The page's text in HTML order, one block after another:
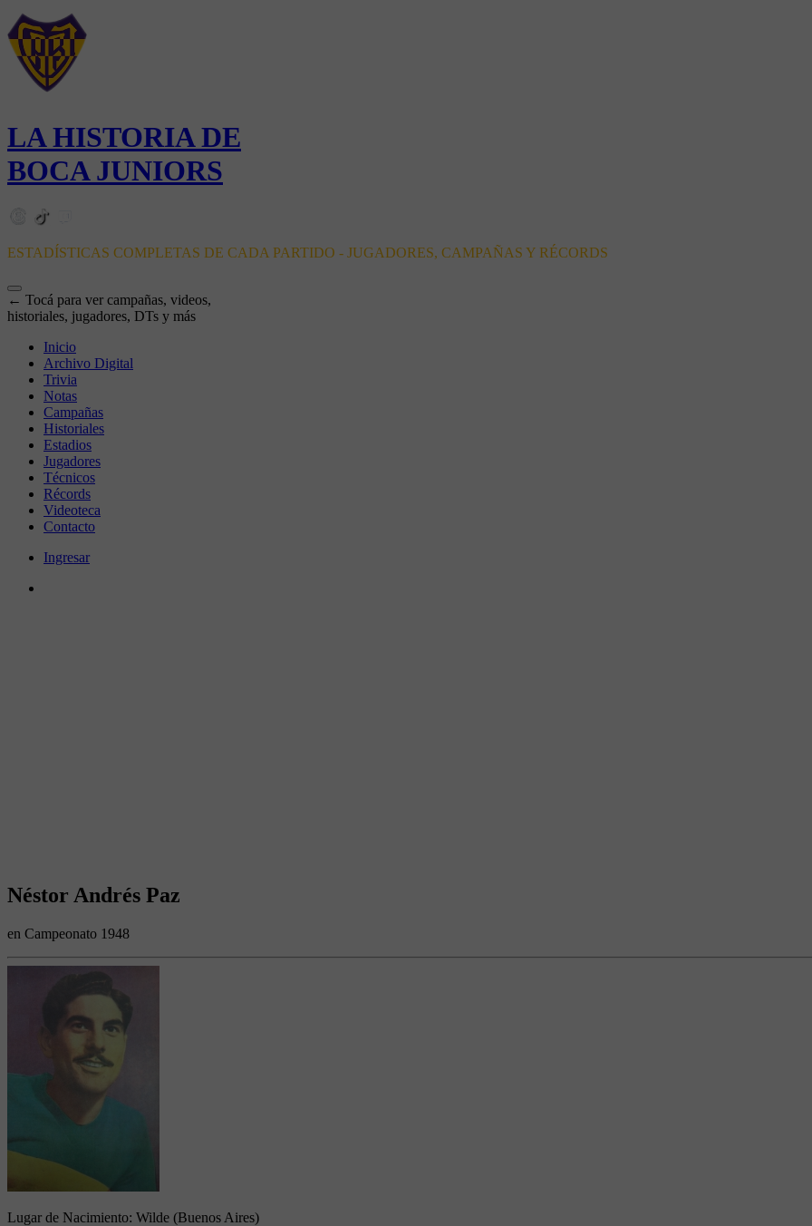
LA HISTORIA DE
BOCA JUNIORS
ESTADÍSTICAS COMPLETAS DE CADA PARTIDO - JUGADORES, CAMPAÑAS Y RÉCORDS
← Tocá para ver campañas, videos,
historiales, jugadores, DTs y más
Inicio
Archivo Digital
Trivia
Notas
Campañas
Historiales
Estadios
Jugadores
Técnicos
Récords
Videoteca
Contacto
Ingresar
Néstor Andrés Paz
en Campeonato 1948
Lugar de Nacimiento: Wilde (Buenos Aires)